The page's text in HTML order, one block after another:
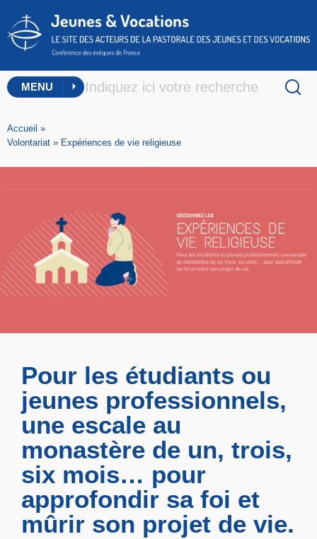
MENU
Accueil »
Volontariat » Expériences de vie religieuse
Pour les étudiants ou
jeunes professionnels,
une escale au
monastère de un, trois,
six mois… pour
approfondir sa foi et
mûrir son projet de vie.